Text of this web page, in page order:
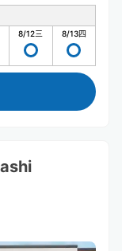
8/12三 8/13四